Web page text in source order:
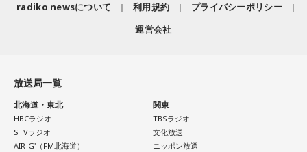
radiko newsについて 利用規約
プライバシーポリシー
運営会社
放送局一覧
北海道・東北
HBCラジオ
STVラジオ
AIR-G'（FM北海道）
関東
TBSラジオ
文化放送
ニッポン放送